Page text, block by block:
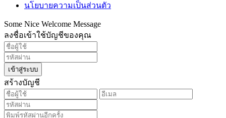
นโยบายความเป็นส่วนตัว
Some Nice Welcome Message
ลงชื่อเข้าใช้บัญชีของคุณ
เข้าสู่ระบบ
สร้างบัญชี